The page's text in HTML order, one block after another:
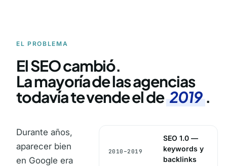
EL PROBLEMA
El SEO cambió.
La mayoría de las agencias
todavía te vende el de 2019 .
Durante años,
aparecer bien
en Google era
2010–2019
SEO 1.0 —
keywords y
backlinks